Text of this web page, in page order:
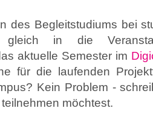
des Begleitstudiums bei
in die
aktuelle Semester im
für die laufenden
Kein Problem -
möchtest.